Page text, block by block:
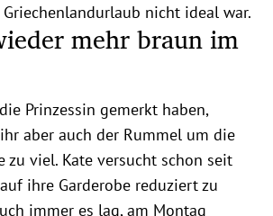
nicht ideal war.
mehr braun im
Prinzessin gemerkt haben,
aber auch der Rummel um die
zu viel. Kate versucht schon seit
ihre Garderobe reduziert zu
immer es lag, am Montag